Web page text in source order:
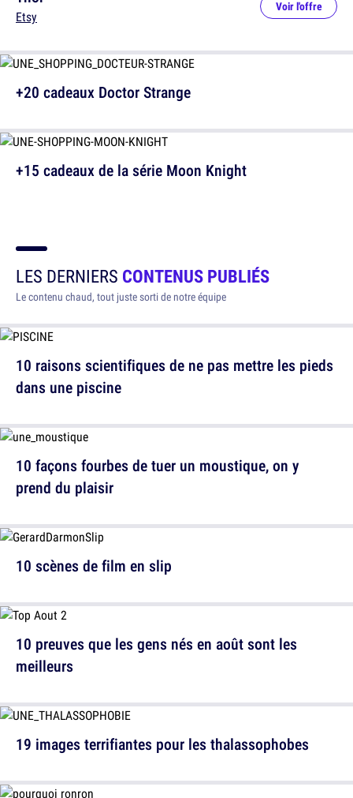
Etsy
Voir l'offre
+15 cadeaux de la série Moon Knight
+20 cadeaux Doctor Strange
LES DERNIERS CONTENUS PUBLIÉS
Le contenu chaud, tout juste sorti de notre équipe
10 raisons scientifiques de ne pas mettre les pieds
dans une piscine
10 scènes de film en slip
19 images terrifiantes pour les thalassophobes
10 façons fourbes de tuer un moustique, on y
prend du plaisir
10 preuves que les gens nés en août sont les
meilleurs